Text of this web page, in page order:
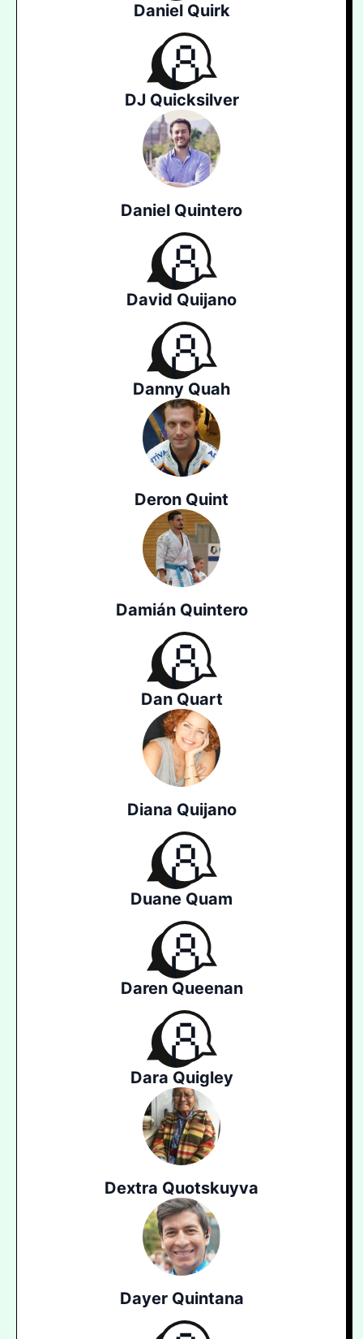
Daniel Quirk
DJ Quicksilver
Daniel Quintero
David Quijano
Danny Quah
Deron Quint
Damián Quintero
Dan Quart
Diana Quijano
Duane Quam
Daren Queenan
Dara Quigley
Dextra Quotskuyva
Dayer Quintana